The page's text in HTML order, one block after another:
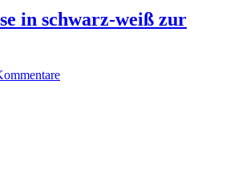
in schwarz-weiß zur